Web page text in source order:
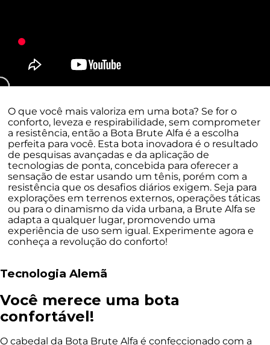
O que você mais valoriza em uma bota? Se for o
conforto, leveza e respirabilidade, sem comprometer
a resistência, então a Bota Brute Alfa é a escolha
perfeita para você. Esta bota inovadora é o resultado
de pesquisas avançadas e da aplicação de
tecnologias de ponta, concebida para oferecer a
sensação de estar usando um tênis, porém com a
resistência que os desafios diários exigem. Seja para
explorações em terrenos externos, operações táticas
ou para o dinamismo da vida urbana, a Brute Alfa se
adapta a qualquer lugar, promovendo uma
experiência de uso sem igual. Experimente agora e
conheça a revolução do conforto!
Tecnologia Alemã
Você merece uma bota
confortável!
O cabedal da Bota Brute Alfa é confeccionado com a